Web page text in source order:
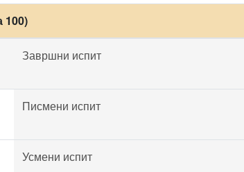
100)
Завршни испит
Писмени испит
Усмени испит